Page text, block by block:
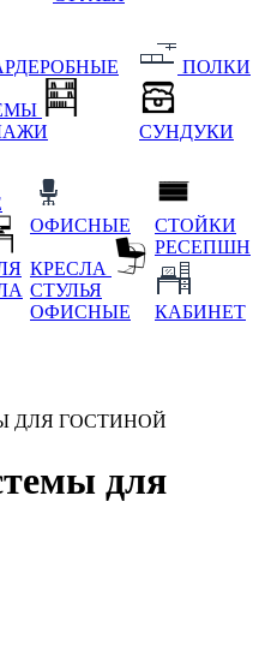
ПОЛКИ
СУНДУКИ
ОФИСНЫЕ
КРЕСЛА
СТУЛЬЯ
ОФИСНЫЕ
СТОЙКИ
РЕСЕПШН
КАБИНЕТ
ДЛЯ ГОСТИНОЙ
для